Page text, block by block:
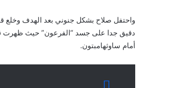
واحتفل صلاح بشكل جنوني بعد الهدف وخلع
أمام ساوثهامبتون.